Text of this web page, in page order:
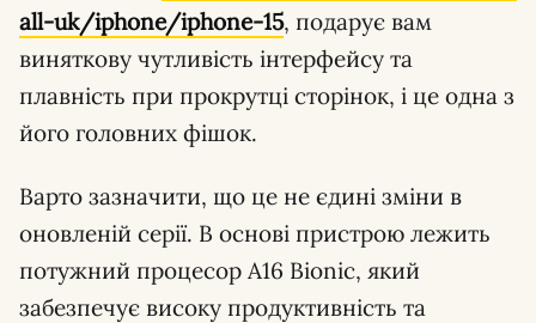
all-uk/iphone/iphone-15, подарує вам
виняткову чутливість інтерфейсу та
плавність при прокрутці сторінок, і це одна з
його головних фішок.
Варто зазначити, що це не єдині зміни в
оновленій серії. В основі пристрою лежить
потужний процесор A16 Bionic, який
забезпечує високу продуктивність та